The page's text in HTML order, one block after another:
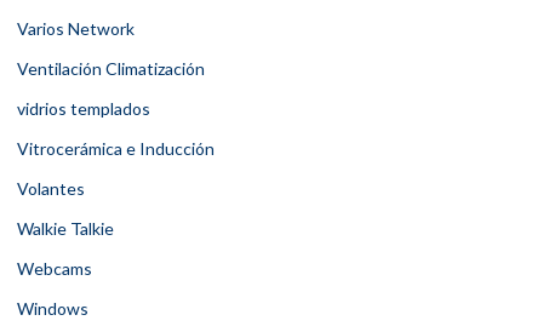
Varios Network
Ventilación Climatización
vidrios templados
Vitrocerámica e Inducción
Volantes
Walkie Talkie
Webcams
Windows